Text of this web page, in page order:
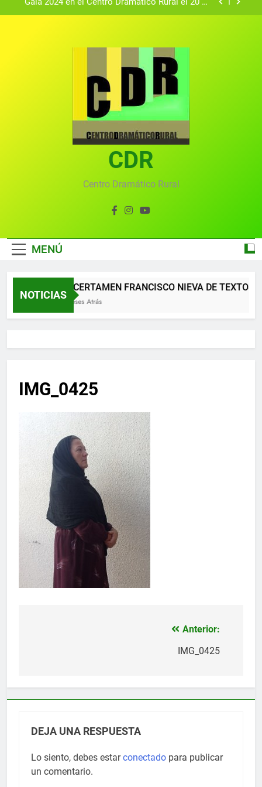
Gala 2024 en el Centro Dramático Rural el 20 de
convocado por el Centro Dramático Rural de Mira
(Cuenca)
Gala anual virtual del Centro Dramático Rural de
Gala del Centro Dramático Rural 2025
Gala 2024 en el Centro Dramático Rural el 20 de
Textos seleccionados en el VI Certamen
Francisco Nieva de piezas breves teatrales
convocado por el Centro Dramático Rural de Mira
Gala anual virtual del Centro Dramático Rural de
CDR
Centro Dramático Rural
MENÚ
NOTICIAS
XII CERTAMEN FRANCISCO NIEVA DE TEXTOS
2 Meses Atrás
IMG_0425
Anterior:
IMG_0425
DEJA UNA RESPUESTA
Lo siento, debes estarconectado para publicar
un comentario.